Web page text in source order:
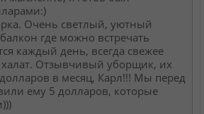
Очень светлый, уютный
где можно встречать
каждый день, всегда свежее
халат. Отзывчивый уборщик, их
в месяц, Карл!!! Мы перед
ему 5 долларов, которые